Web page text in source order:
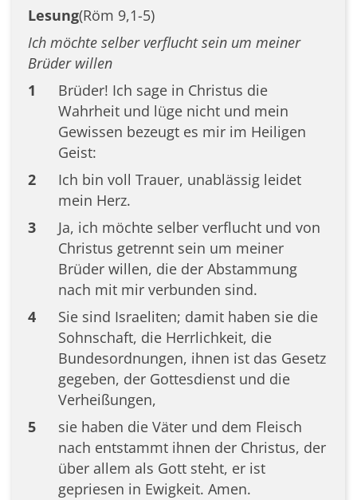
Lesung(Röm 9,1-5)
Ich möchte selber verflucht sein um meiner
Brüder willen
1
Brüder! Ich sage in Christus die
Wahrheit und lüge nicht und mein
Gewissen bezeugt es mir im Heiligen
Geist:
2
Ich bin voll Trauer, unablässig leidet
mein Herz.
3
Ja, ich möchte selber verflucht und von
Christus getrennt sein um meiner
Brüder willen, die der Abstammung
nach mit mir verbunden sind.
4
Sie sind Israeliten; damit haben sie die
Sohnschaft, die Herrlichkeit, die
Bundesordnungen, ihnen ist das Gesetz
gegeben, der Gottesdienst und die
Verheißungen,
5
sie haben die Väter und dem Fleisch
nach entstammt ihnen der Christus, der
über allem als Gott steht, er ist
gepriesen in Ewigkeit. Amen.